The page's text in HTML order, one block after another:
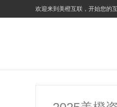
欢迎来到美橙互联，开始您的